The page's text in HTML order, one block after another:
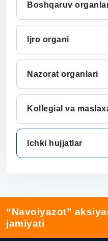
Boshqaruv
Ijro organi
Nazorat organlari
Kollegial va
Ichki hujjatlar
“Navoiyazot”
jamiyati